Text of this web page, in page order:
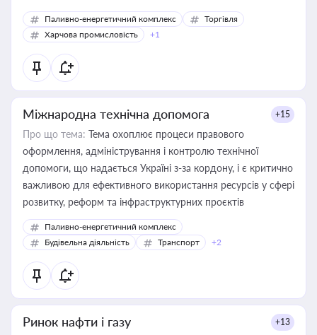
Паливно-енергетичний комплекс
Торгівля
Харчова промисловість
+1
Міжнародна технічна допомога +15
Про що тема: Тема охоплює процеси правового
оформлення, адміністрування і контролю технічної
допомоги, що надається Україні з-за кордону, і є критично
важливою для ефективного використання ресурсів у сфері
розвитку, реформ та інфраструктурних проєктів
Паливно-енергетичний комплекс
Будівельна діяльність
Транспорт +2
Ринок нафти і газу +13